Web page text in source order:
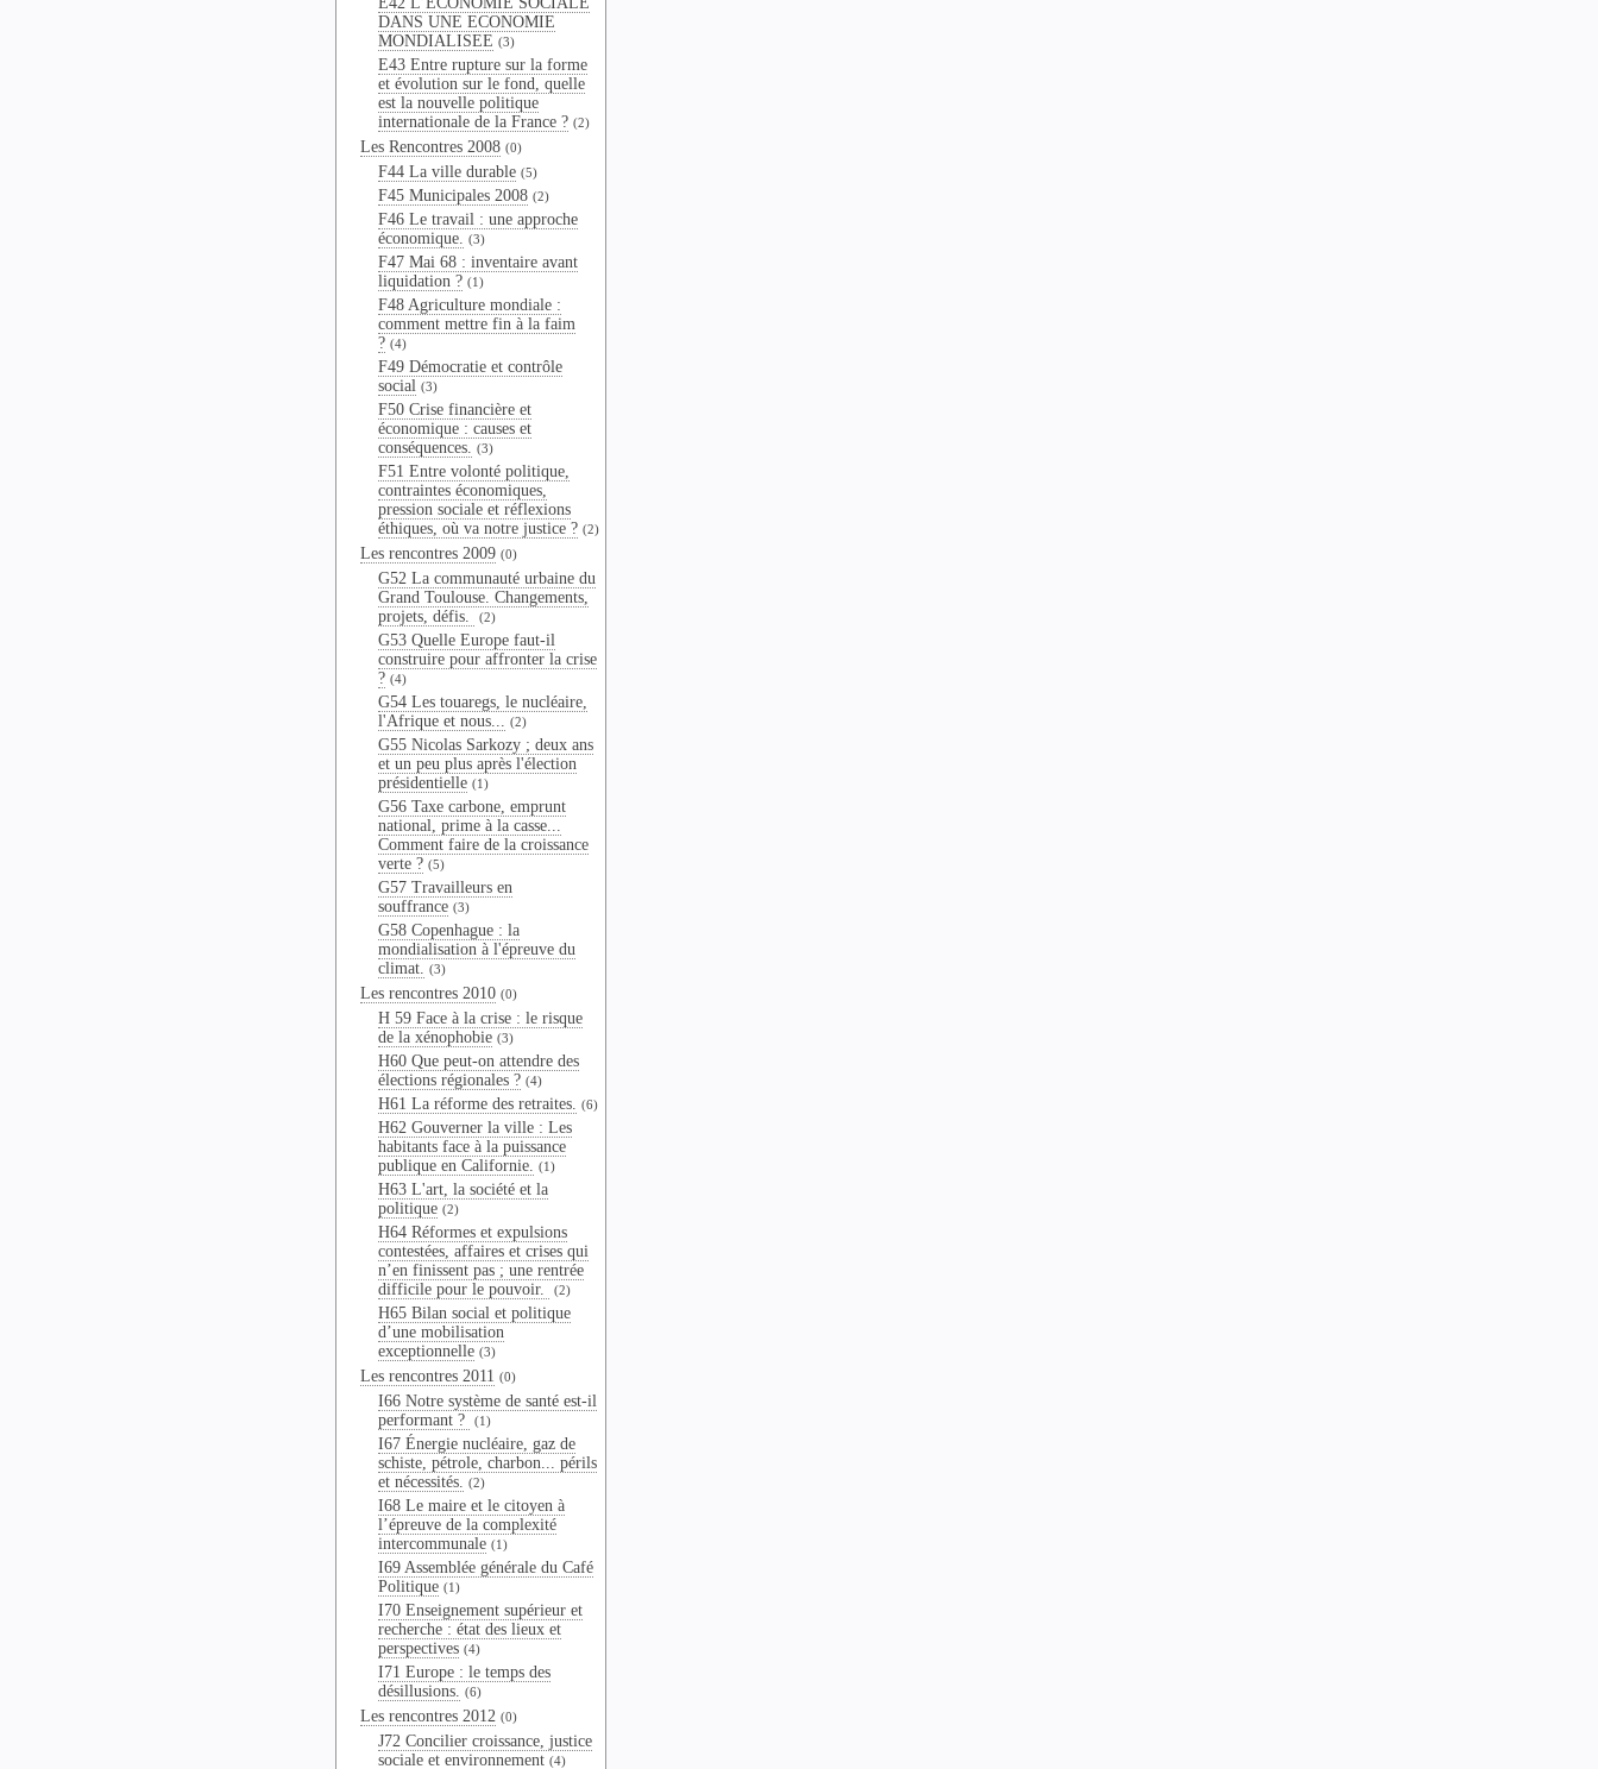
DANS UNE ECONOMIE
MONDIALISEE (3)
E43 Entre rupture sur la forme
et évolution sur le fond, quelle
est la nouvelle politique
internationale de la France ? (2)
Les Rencontres 2008 (0)
F44 La ville durable (5)
F45 Municipales 2008 (2)
F46 Le travail : une approche
économique. (3)
F47 Mai 68 : inventaire avant
liquidation ? (1)
F48 Agriculture mondiale :
comment mettre fin à la faim
? (4)
F49 Démocratie et contrôle
social (3)
F50 Crise financière et
économique : causes et
conséquences. (3)
F51 Entre volonté politique,
contraintes économiques,
pression sociale et réflexions
éthiques, où va notre justice ? (2)
Les rencontres 2009 (0)
G52 La communauté urbaine du
Grand Toulouse. Changements,
projets, défis.
(2)
G53 Quelle Europe faut-il
construire pour affronter la crise
? (4)
G54 Les touaregs, le nucléaire,
l'Afrique et nous... (2)
G55 Nicolas Sarkozy ; deux ans
et un peu plus après l'élection
présidentielle (1)
G56 Taxe carbone, emprunt
national, prime à la casse...
Comment faire de la croissance
verte ? (5)
G57 Travailleurs en
souffrance (3)
G58 Copenhague : la
mondialisation à l'épreuve du
climat. (3)
Les rencontres 2010 (0)
H 59 Face à la crise : le risque
de la xénophobie (3)
H60 Que peut-on attendre des
élections régionales ? (4)
H61 La réforme des retraites. (6)
H62 Gouverner la ville : Les
habitants face à la puissance
publique en Californie. (1)
H63 L'art, la société et la
politique (2)
H64 Réformes et expulsions
contestées, affaires et crises qui
n’en finissent pas ; une rentrée
difficile pour le pouvoir.
(2)
H65 Bilan social et politique
d’une mobilisation
exceptionnelle (3)
Les rencontres 2011 (0)
I66 Notre système de santé est-il
performant ?
(1)
I67 Énergie nucléaire, gaz de
schiste, pétrole, charbon... périls
et nécessités. (2)
I68 Le maire et le citoyen à
l’épreuve de la complexité
intercommunale (1)
I69 Assemblée générale du Café
Politique (1)
I70 Enseignement supérieur et
recherche : état des lieux et
perspectives (4)
I71 Europe : le temps des
désillusions. (6)
Les rencontres 2012 (0)
J72 Concilier croissance, justice
sociale et environnement (4)